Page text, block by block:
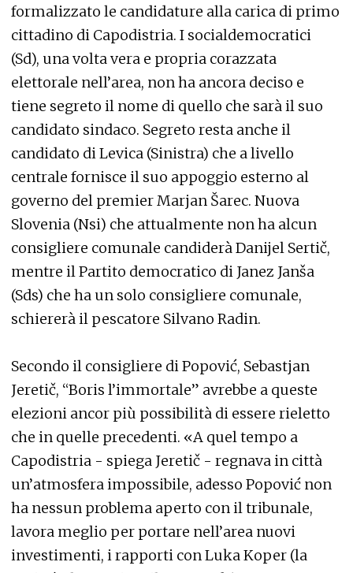
formalizzato le candidature alla carica di primo
cittadino di Capodistria. I socialdemocratici
(Sd), una volta vera e propria corazzata
elettorale nell’area, non ha ancora deciso e
tiene segreto il nome di quello che sarà il suo
candidato sindaco. Segreto resta anche il
candidato di Levica (Sinistra) che a livello
centrale fornisce il suo appoggio esterno al
governo del premier Marjan Šarec. Nuova
Slovenia (Nsi) che attualmente non ha alcun
consigliere comunale candiderà Danijel Sertič,
mentre il Partito democratico di Janez Janša
(Sds) che ha un solo consigliere comunale,
schiererà il pescatore Silvano Radin.
Secondo il consigliere di Popović, Sebastjan
Jeretič, “Boris l’immortale” avrebbe a queste
elezioni ancor più possibilità di essere rieletto
che in quelle precedenti. «A quel tempo a
Capodistria - spiega Jeretič - regnava in città
un’atmosfera impossibile, adesso Popović non
ha nessun problema aperto con il tribunale,
lavora meglio per portare nell’area nuovi
investimenti, i rapporti con Luka Koper (la